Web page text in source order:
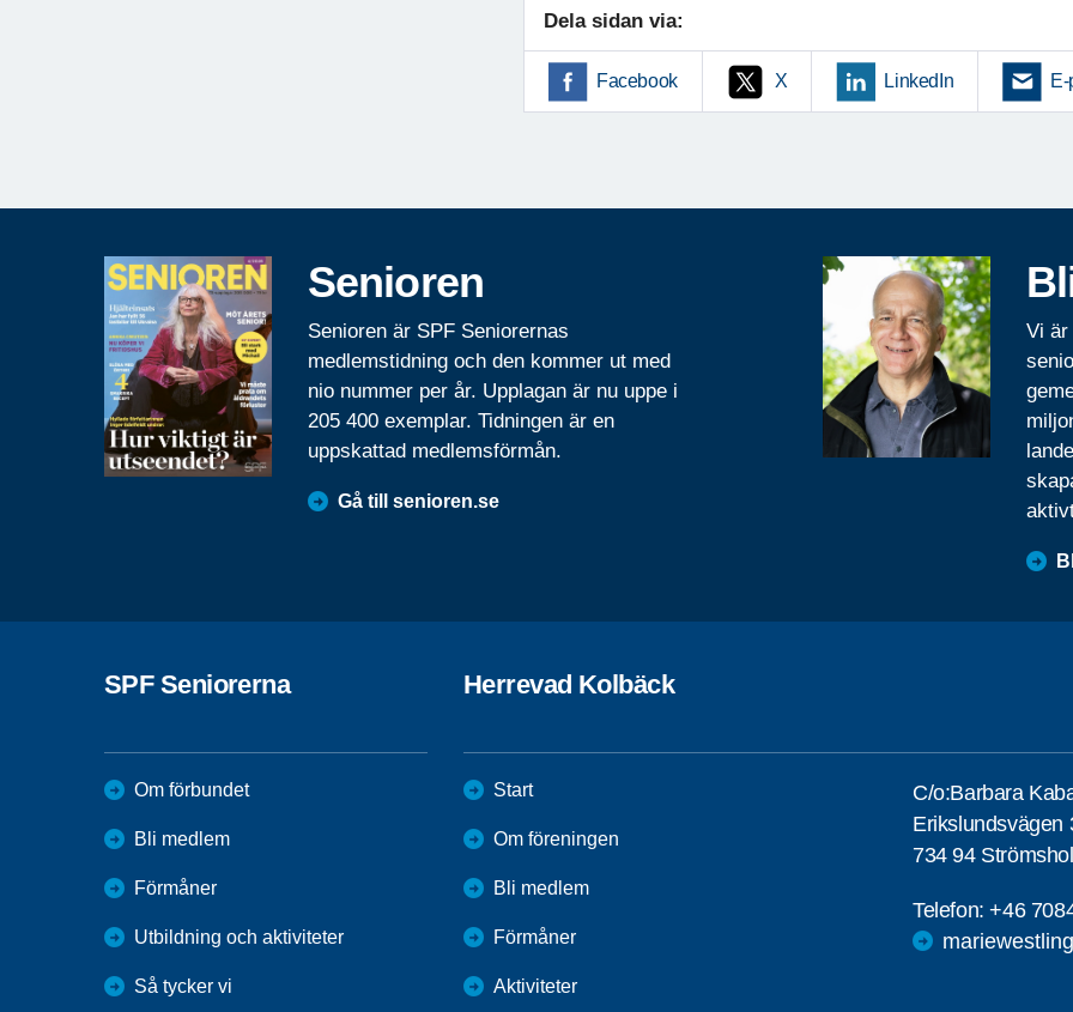
Dela sidan via:
Facebook X LinkedIn
Senioren
Senioren är SPF Seniorernas
medlemstidning och den kommer ut med
nio nummer per år. Upplagan är nu uppe i
205 400 exemplar. Tidningen är en
uppskattad medlemsförmån.
Gå till senioren.se
Vi är
SPF Seniorerna
Om förbundet
Bli medlem
Förmåner
Utbildning och aktiviteter
Så tycker vi
Herrevad Kolbäck
Start
Om föreningen
Bli medlem
Förmåner
Aktiviteter
C/o:Barbara
Erikslundsvägen
734 94
Telefon:+46